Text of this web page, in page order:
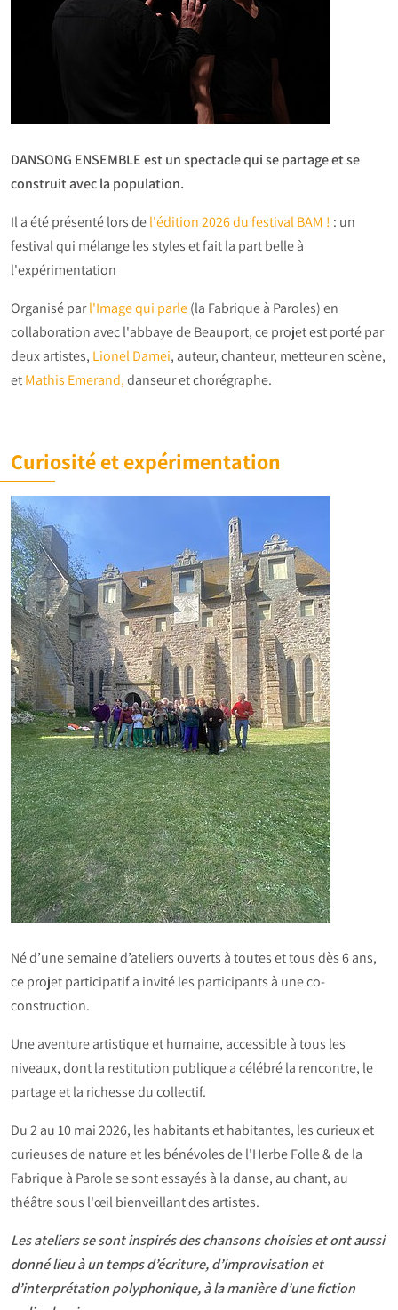
DANSONG ENSEMBLE est un spectacle qui se partage et se
construit avec la population.
Il a été présenté lors del'édition 2026 du festival BAM ! : un
festival qui mélange les styles et fait la part belle à
l'expérimentation
Organisé parl'Image qui parle(la Fabrique à Paroles) en
collaboration avec l'abbaye de Beauport, ce projet est porté par
deux artistes, Lionel Damei, auteur, chanteur, metteur en scène,
etMathis Emerand,danseur et chorégraphe.
Curiosité et expérimentation
Né d’une semaine d’ateliers ouverts à toutes et tous dès 6 ans,
ce projet participatif a invité les participants à une co-
construction.
Une aventure artistique et humaine, accessible à tous les
niveaux, dont la restitution publique a célébré la rencontre, le
partage et la richesse du collectif.
Du 2 au 10 mai 2026, les habitants et habitantes, les curieux et
curieuses de nature et les bénévoles de l'Herbe Folle & de la
Fabrique à Parole se sont essayés à la danse, au chant, au
théâtre sous l'œil bienveillant des artistes.
Les ateliers se sont inspirés des chansons choisies et ont aussi
donné lieu à un temps d’écriture, d’improvisation et
d’interprétation polyphonique, à la manière d’une fiction